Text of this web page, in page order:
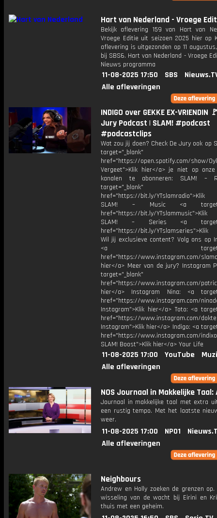
Hart van Nederland - Vroege
Bekijk aflevering 159 van Hart van
Vroege Editie uit seizoen 2025 hier op
aflevering is uitgezonden op 11
bij SBS6. Hart van Nederland - Vroege
Nieuws programma
11-08-2025 17:50 SBS
Alle afleveringen
INDIGO over GEKKE EX-VRIENDIN
Jury Podcast | SLAM! #podcast
#podcastclips
Wat zou jij doen? Check De Jury ook op
target="_blank"
href="https://open.spotify.com/show/
Vergeet">Klik hier</a> je niet op onze
kanalen te abonneren: SLAM! –
target="_blank"
href="https://bit.ly/
SLAM! – Music <a
href="https://bit.ly/
SLAM! – Series <a
href="https://bit.ly/
Wil jij exclusieve content? Volg ons op
<a
href="https://www.instagram.com/
hier</a> Meer van de jury? Instagram
target="_blank"
href="https://www.instagram.com/
hier</a> Instagram Nina: <a
href="https://www.instagram.com/
Instagram">Klik hier</a> Toto: <a
href="https://www.instagram.com/
Instagram">Klik hier</a> Indigo: <a
href="https://www.instagram.com/
SLAM! Boost">Klik hier</a> Your Life
11-08-2025 17:00 YouTube
Alle afleveringen
NOS Journaal in Makkelijke
Journaal in makkelijke taal met extra
een rustig tempo. Met het laatste
weer.
11-08-2025 17:00 NPO1
Alle afleveringen
Neighbours
Andrew en Holly zoeken de grenzen
wisseling van de wacht bij Eirini en
thuis met een geheim.